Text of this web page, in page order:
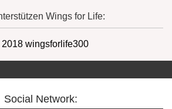
Wings for Life:
Social Network: